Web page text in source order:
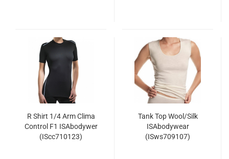
R Shirt 1/4 Arm Clima
Control F1 ISAbodywer
(IScc710123)
Tank Top Wool/Silk
ISAbodywear
(ISws709107)